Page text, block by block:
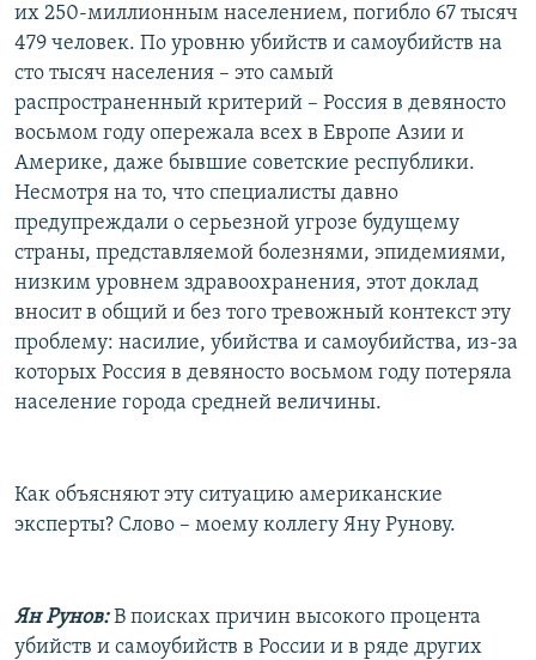
их 250-миллионным населением, погибло 67 тысяч
479 человек. По уровню убийств и самоубийств на
сто тысяч населения – это самый
распространенный критерий – Россия в девяносто
восьмом году опережала всех в Европе Азии и
Америке, даже бывшие советские республики.
Несмотря на то, что специалисты давно
предупреждали о серьезной угрозе будущему
страны, представляемой болезнями, эпидемиями,
низким уровнем здравоохранения, этот доклад
вносит в общий и без того тревожный контекст эту
проблему: насилие, убийства и самоубийства, из-за
которых Россия в девяносто восьмом году потеряла
население города средней величины.
Как объясняют эту ситуацию американские
эксперты? Слово – моему коллегу Яну Рунову.
Ян Рунов:В поисках причин высокого процента
убийств и самоубийств в России и в ряде других